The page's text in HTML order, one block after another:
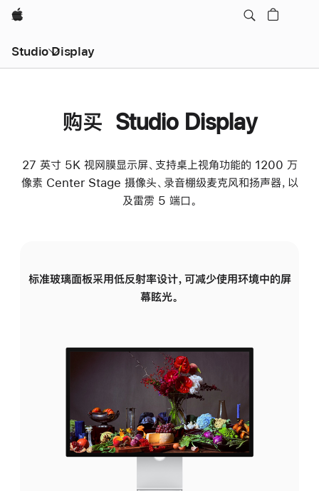
Apple
Studio Display
购买 Studio Display
27 英寸 5K 视网膜显示屏、支持桌上视角功能的 1200 万
像素 Center Stage 摄像头、录音棚级麦克风和扬声器，以
及雷雳 5 端口。
标准玻璃面板采用低反射率设计，可减少使用环境中的屏
幕眩光。